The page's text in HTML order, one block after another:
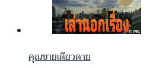
คุณชายเดียวดาย